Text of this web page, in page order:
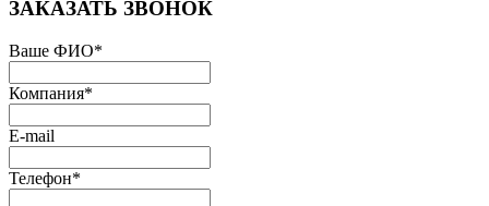
ЗАКАЗАТЬ ЗВОНОК
Ваше ФИО*
Компания*
E-mail
Телефон*